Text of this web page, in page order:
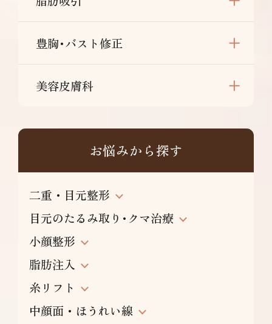
豊胸･バスト修正
美容皮膚科
お悩みから探す
二重・目元整形
目元のたるみ取り･クマ治療
小顔整形
脂肪注入
糸リフト
中顔面・ほうれい線